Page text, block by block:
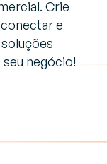
o ROI em
Crie
e
negócio!